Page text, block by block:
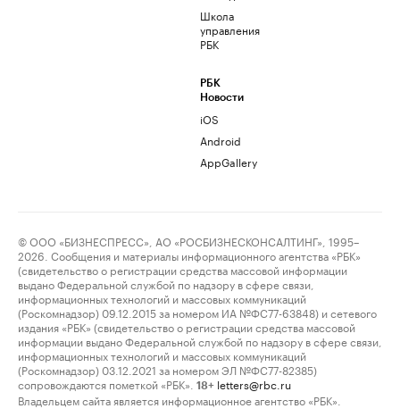
Школа
управления
РБК
РБК
Новости
iOS
Android
AppGallery
© ООО «БИЗНЕСПРЕСС», АО «РОСБИЗНЕСКОНСАЛТИНГ», 1995–
2026. Сообщения и материалы информационного агентства «РБК»
(свидетельство о регистрации средства массовой информации
выдано Федеральной службой по надзору в сфере связи,
информационных технологий и массовых коммуникаций
(Роскомнадзор) 09.12.2015 за номером ИА №ФС77-63848) и сетевого
издания «РБК» (свидетельство о регистрации средства массовой
информации выдано Федеральной службой по надзору в сфере связи,
информационных технологий и массовых коммуникаций
(Роскомнадзор) 03.12.2021 за номером ЭЛ №ФС77-82385)
сопровождаются пометкой «РБК».
18+ letters@rbc.ru
Владельцем сайта является информационное агентство «РБК».